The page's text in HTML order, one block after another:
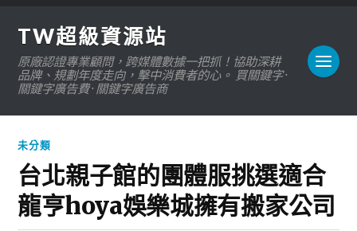
TW超級資源站
原廠認證專業顧問，跨媒體數據一把抓！協助深耕
品牌、規劃年度走向，擊中消費者的心。 買關鍵字 ·
關鍵字廣告費 · 關鍵字廣告商
未分類
台北親子館的團體服挑選適合
龍亨hoya娛樂城擁有搬家公司